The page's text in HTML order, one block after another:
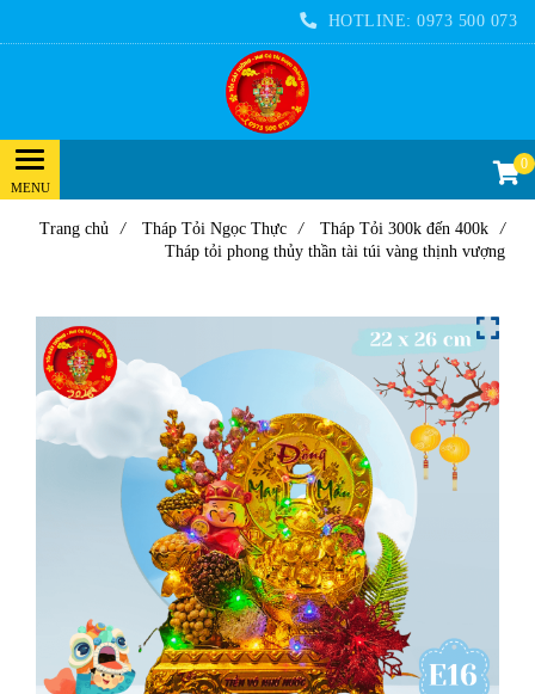
HOTLINE: 0973 500 073
0
Trang chủ / Tháp Tỏi Ngọc Thực / Tháp Tỏi 300k đến 400k
/
Tháp tỏi phong thủy thần tài túi vàng thịnh vượng